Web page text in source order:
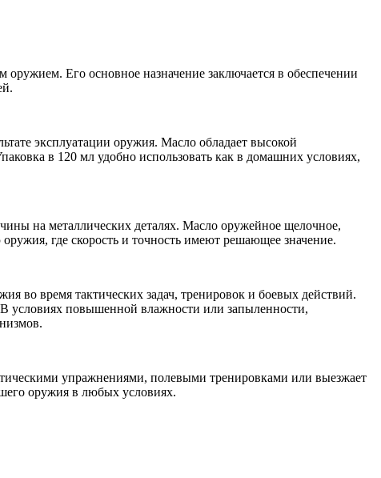
Его основное назначение заключается в обеспечении
эксплуатации оружия. Масло обладает высокой
в 120 мл удобно использовать как в домашних условиях,
на металлических деталях. Масло оружейное щелочное,
где скорость и точность имеют решающее значение.
во время тактических задач, тренировок и боевых действий.
условиях повышенной влажности или запыленности,
упражнениями, полевыми тренировками или выезжает
оружия в любых условиях.